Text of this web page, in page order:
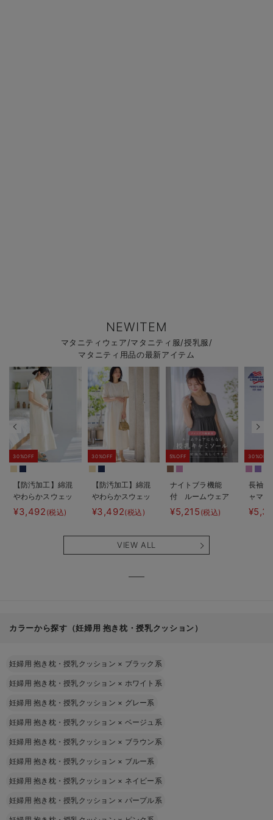
NEWITEM
マタニティウェア/マタニティ服/授乳服/
マタニティ用品の最新アイテム
30%OFF
【防汚加工】綿混
やわらかスウェッ
ト半袖ティアード
ネグリジェ マタ
¥3,492 (税込)
30%OFF
【防汚加工】綿混
やわらかスウェッ
ト半袖フレアワン
ピース マタニテ
も長く使える】
¥3,492(税込)
5%OFF
ナイトブラ機能
付 ルームウェア
にもなる授乳キャ
ミソール
¥5,215 (税込)
30%OFF
長袖サ
ャマ
ェー
VIEW ALL
カラーから探す（妊婦用 抱き枕・授乳クッション）
妊婦用 抱き枕・授乳クッション × ブラック系
妊婦用 抱き枕・授乳クッション × ホワイト系
妊婦用 抱き枕・授乳クッション × グレー系
妊婦用 抱き枕・授乳クッション × ベージュ系
妊婦用 抱き枕・授乳クッション × ブラウン系
妊婦用 抱き枕・授乳クッション × ブルー系
妊婦用 抱き枕・授乳クッション × ネイビー系
妊婦用 抱き枕・授乳クッション × パープル系